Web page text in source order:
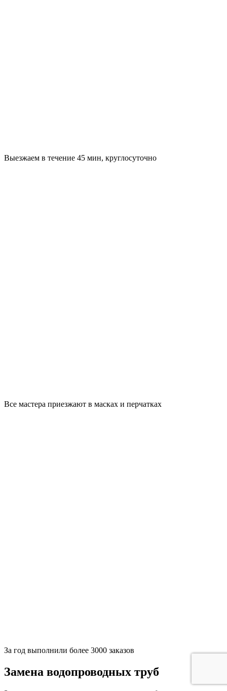
Выезжаем в течение 45 мин, круглосуточно
Все мастера приезжают в масках и перчатках
За год выполнили более 3000 заказов
Замена водопроводных труб